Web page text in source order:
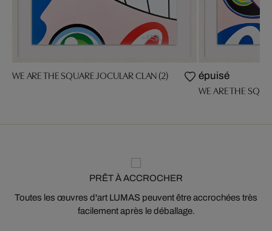
WE ARE THE SQUARE JOCULAR CLAN (2) épuisé
WE ARE THE
PRÊT À ACCROCHER
Toutes les œuvres d'art LUMAS peuvent être accrochées très
facilement après le déballage.